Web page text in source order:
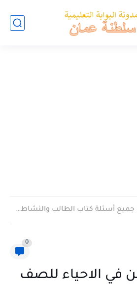
حل جميع أسئلة كتاب الطالب والنشاط في الاحياء للصف العاشر...
0
في الاحياء للصف